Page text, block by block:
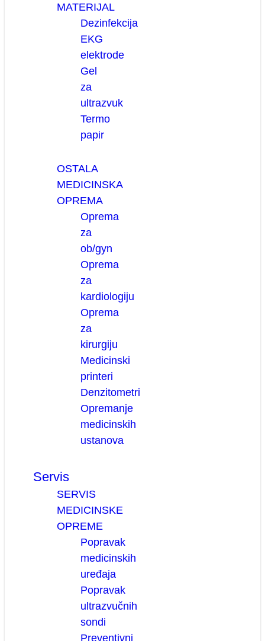
MATERIJAL
Dezinfekcija
EKG
elektrode
Gel
za
ultrazvuk
Termo
papir
OSTALA
MEDICINSKA
OPREMA
Oprema
za
ob/gyn
Oprema
za
kardiologiju
Oprema
za
kirurgiju
Medicinski
printeri
Denzitometri
Opremanje
medicinskih
ustanova
Servis
SERVIS
MEDICINSKE
OPREME
Popravak
medicinskih
uređaja
Popravak
ultrazvučnih
sondi
Preventivni